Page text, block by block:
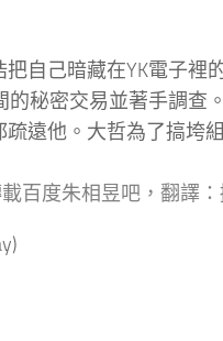
自己暗藏在YK電子裡
秘密交易並著手調查。
遠他。大哲為了搞垮
百度朱相昱吧，翻譯：